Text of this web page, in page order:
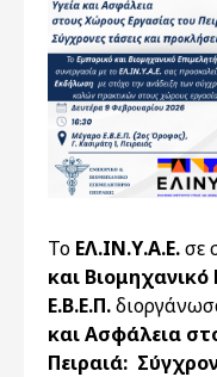
Το ΕΛ.ΙΝ.Υ.Α.Ε.σε
και Βιομηχανικό
Ε.Β.Ε.Π.
και Ασφάλεια
Πειραιά: